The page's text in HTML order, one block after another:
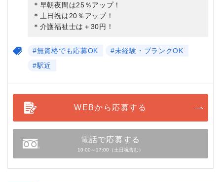
＊早朝夜間は25％アップ！
＊土日祝は20％アップ！
＊介護福祉士は＋30円！
#無資格でも応募OK
#未経験・ブランクOK
#駅近
WEBから応募する
電話で応募する
10:00～17:00（土日祝含む）